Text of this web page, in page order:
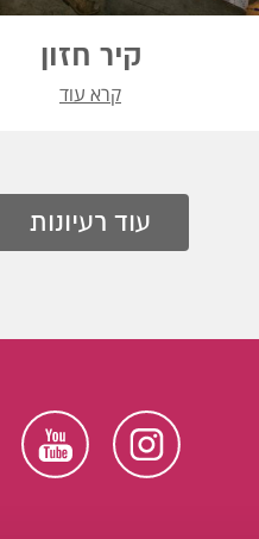
קיר חזון
קרא עוד
עוד רעיונות